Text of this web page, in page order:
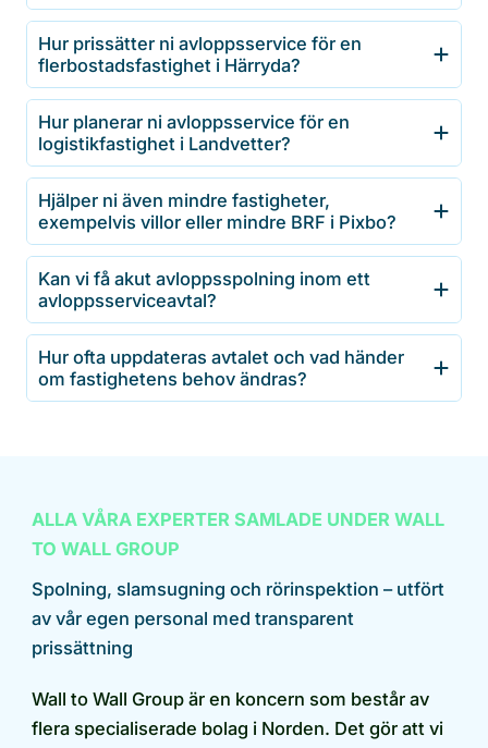
Hur prissätter ni avloppsservice för en
flerbostadsfastighet i Härryda?
Hur planerar ni avloppsservice för en
logistikfastighet i Landvetter?
Hjälper ni även mindre fastigheter,
exempelvis villor eller mindre BRF i Pixbo?
Kan vi få akut avloppsspolning inom ett
avloppsserviceavtal?
Hur ofta uppdateras avtalet och vad händer
om fastighetens behov ändras?
ALLA VÅRA EXPERTER SAMLADE UNDER WALL
TO WALL GROUP
Spolning, slamsugning och rörinspektion – utfört
av vår egen personal med transparent
prissättning
Wall to Wall Group är en koncern som består av
flera specialiserade bolag i Norden. Det gör att vi